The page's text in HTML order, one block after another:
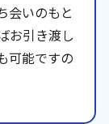
会いのもと
お引き渡し
可能ですの